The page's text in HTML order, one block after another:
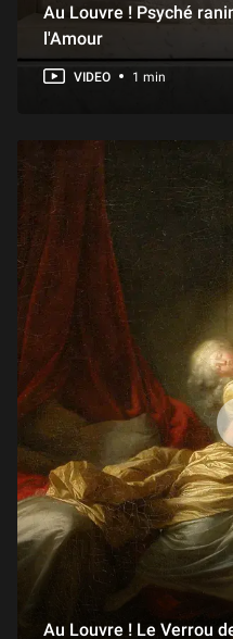
Au Louvre ! Psyché
l'Amour
VIDEO 1 min
Au Louvre ! Le Verrou